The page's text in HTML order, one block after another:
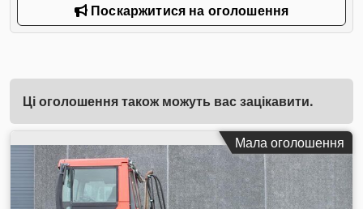
Поскаржитися на оголошення
Ці оголошення також можуть вас зацікавити.
Мала оголошення